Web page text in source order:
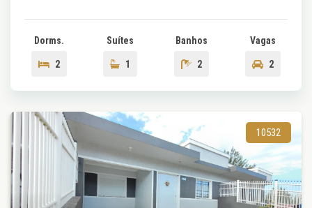
Dorms.
2
Suítes
1
Banhos
2
Vagas
2
10532